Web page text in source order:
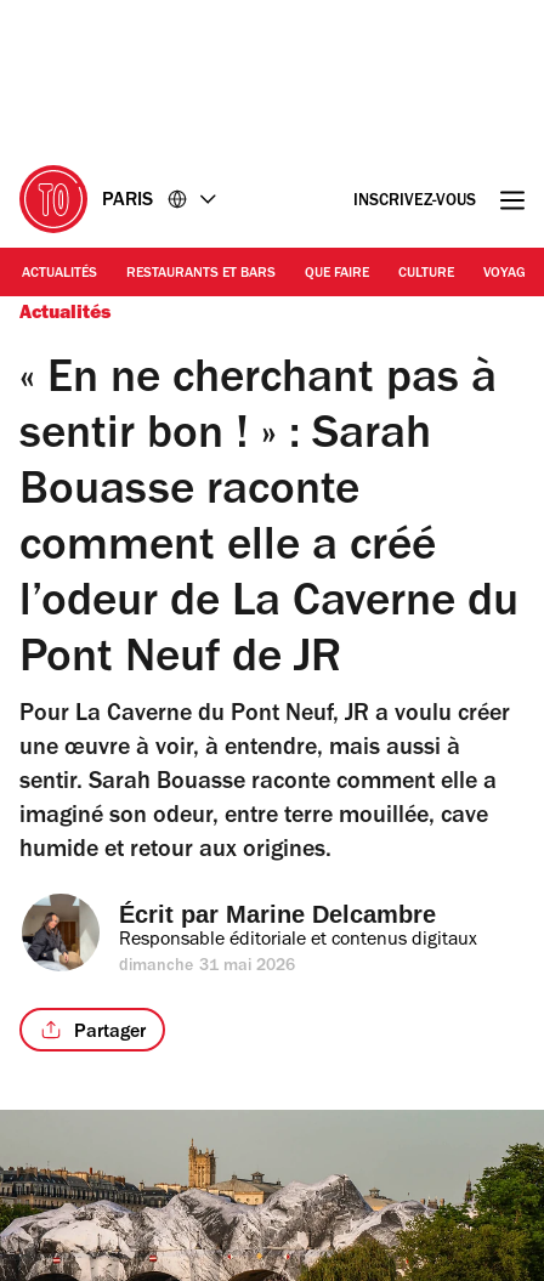
PARIS INSCRIVEZ-VOUS
ACTUALITÉS RESTAURANTS ET BARS QUE FAIRE CULTURE VOYAGE
Actualités
« En ne cherchant pas à
sentir bon ! » : Sarah
Bouasse raconte
comment elle a créé
l’odeur de La Caverne du
Pont Neuf de JR
Pour La Caverne du Pont Neuf, JR a voulu créer
une œuvre à voir, à entendre, mais aussi à
sentir. Sarah Bouasse raconte comment elle a
imaginé son odeur, entre terre mouillée, cave
humide et retour aux origines.
Écrit par Marine Delcambre
Responsable éditoriale et contenus digitaux
dimanche 31 mai 2026
Partager